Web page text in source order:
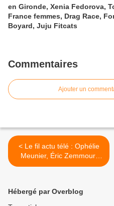
en Gironde, Xenia Fedorova,
France femmes, Drag Race,
Boyard, Juju Fitcats
Commentaires
Ajouter un
< Le fil actu télé : Ophélie
Meunier, Éric Zemmour,
Affaire Bourdin, Morandini
Mission convaincre, Pékin
Express, Estelle Denis, En
Hébergé par Overblog